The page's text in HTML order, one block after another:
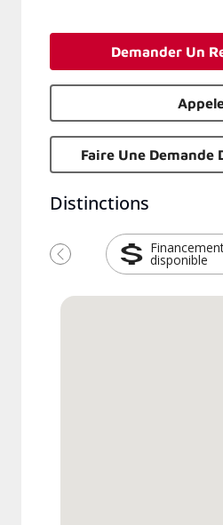
Demander Un
Faire Une Demande
Distinctions
disponible
Précédent